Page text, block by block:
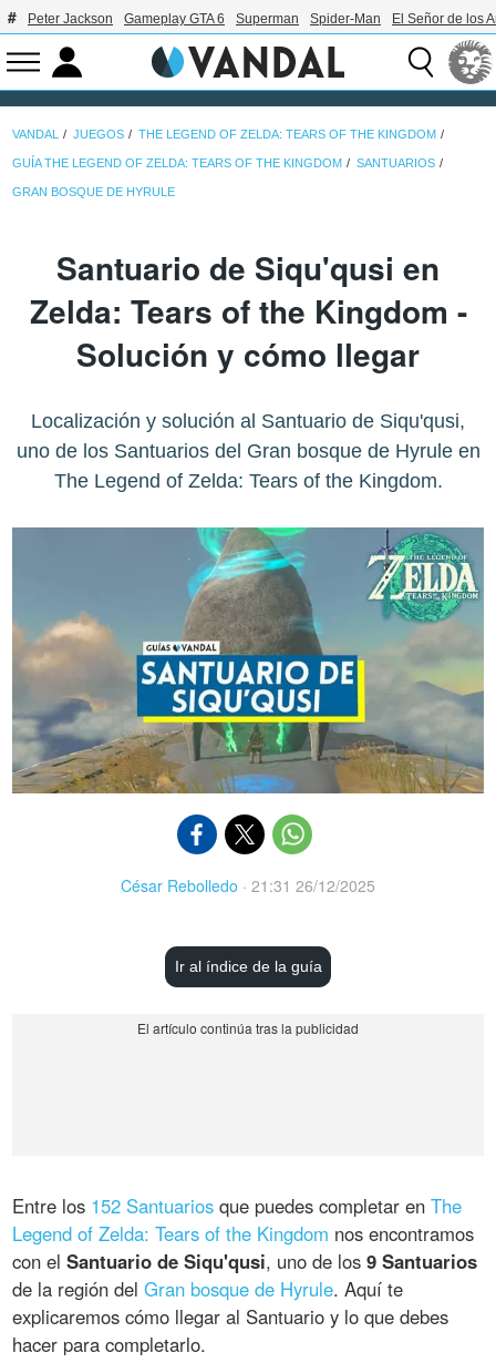
Peter Jackson Gameplay GTA 6 Superman Spider-Man El Señor de los
VANDAL JUEGOS THE LEGEND OF ZELDA: TEARS OF THE KINGDOM
GUÍA THE LEGEND OF ZELDA: TEARS OF THE KINGDOM SANTUARIOS
GRAN BOSQUE DE HYRULE
Santuario de Siqu'qusi en
Zelda: Tears of the Kingdom -
Solución y cómo llegar
Localización y solución al Santuario de Siqu'qusi,
uno de los Santuarios del Gran bosque de Hyrule en
The Legend of Zelda: Tears of the Kingdom.
César Rebolledo · 21:31 26/12/2025
Ir al índice de la guía
Entre los 152 Santuarios que puedes completar enThe
Legend of Zelda: Tears of the Kingdom nos encontramos
con elSantuario de Siqu'qusi, uno de los9 Santuarios
de la región delGran bosque de Hyrule. Aquí te
explicaremos cómo llegar al Santuario y lo que debes
hacer para completarlo.